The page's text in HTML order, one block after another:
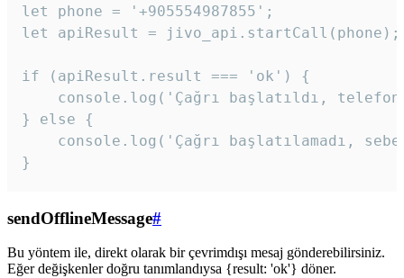
let phone = '+905554987855';
let apiResult = jivo_api.startCall(phone);
if (apiResult.result === 'ok') {
console.log('Çağrı başlatıldı,
} else {
console.log('Çağrı başlatılamadı,
}
sendOfflineMessage#
Bu yöntem ile, direkt olarak bir çevrimdışı mesaj gönderebilirsiniz.
Eğer değişkenler doğru tanımlandıysa {result: 'ok'} döner.